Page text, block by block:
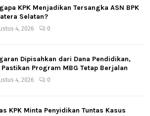
KPK Menjadikan Tersangka ASN BPK
Selatan?
4, 2026 0
Dipisahkan dari Dana Pendidikan,
Pastikan Program MBG Tetap Berjalan
4, 2026 0
KPK Minta Penyidikan Tuntas Kasus